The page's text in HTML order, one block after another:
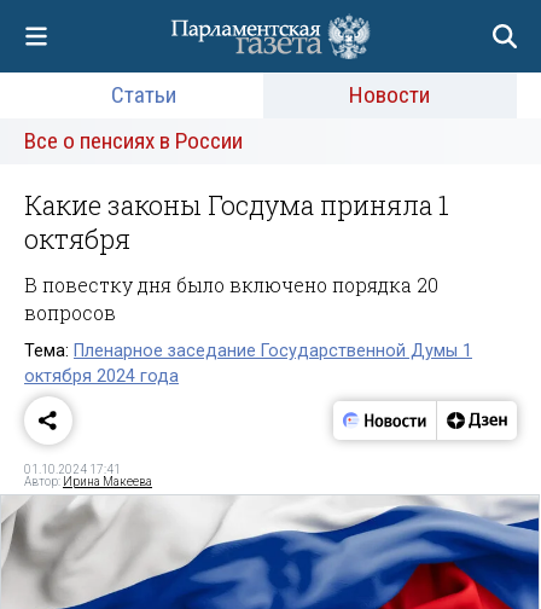
Статьи
Новости
Все о пенсиях в России
Какие законы Госдума приняла 1
октября
В повестку дня было включено порядка 20
вопросов
Тема: Пленарное заседание Государственной Думы 1
октября 2024 года
01.10.2024 17:41
Автор: Ирина Макеева